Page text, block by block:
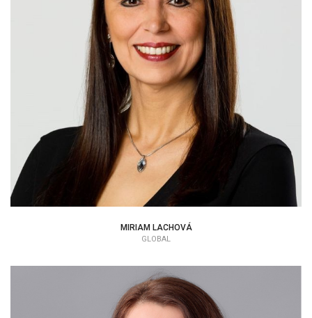
MIRIAM LACHOVÁ
CEO | KONZULTANT
MIRIAM LACHOVÁ
GLOBAL